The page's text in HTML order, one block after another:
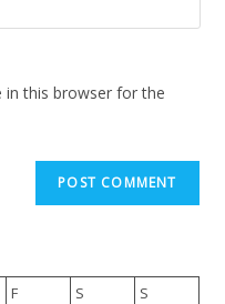
in this browser for the
F S
S